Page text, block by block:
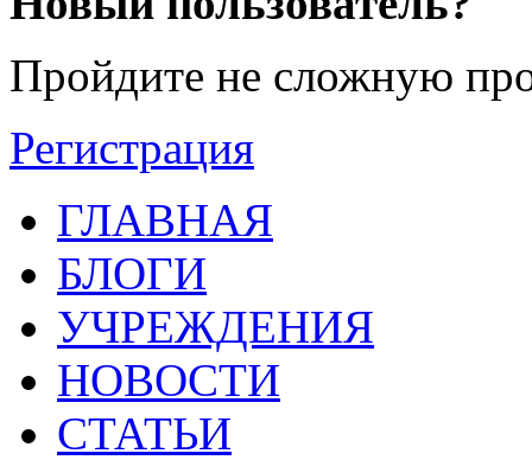
Пройдите не сложную
Регистрация
ГЛАВНАЯ
БЛОГИ
УЧРЕЖДЕНИЯ
НОВОСТИ
СТАТЬИ